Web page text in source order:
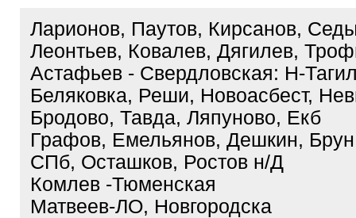
Ларионов, Паутов, Кирсанов,
Леонтьев, Ковалев, Дягилев,
Астафьев - Свердловская: Н-
Беляковка, Реши, Новоасбест,
Бродово, Тавда, Ляпуново, Екб
Графов, Емельянов, Дешкин,
СПб, Осташков, Ростов н/Д
Комлев -Тюменская
Матвеев-ЛО, Новгородска